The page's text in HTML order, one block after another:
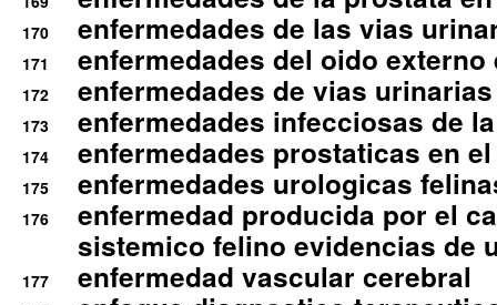
170 enfermedades de las vias
171 enfermedades del oido
172 enfermedades de vias
173 enfermedades infecciosas de
174 enfermedades prostaticas en
175 enfermedades urologicas
176
enfermedad producida por el
sistemico felino evidencias de
177 enfermedad vascular cerebral